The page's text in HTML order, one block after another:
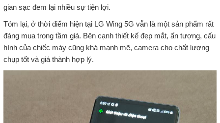
gian sạc đem lại nhiều sự tiện lợi.
Tóm lại, ở thời điểm hiện tại LG Wing 5G vẫn là một sản phẩm rất
đáng mua trong tầm giá. Bên cạnh thiết kế đẹp mắt, ấn tượng, cấu
hình của chiếc máy cũng khá mạnh mẽ, camera cho chất lượng
chụp tốt và giá thành hợp lý.